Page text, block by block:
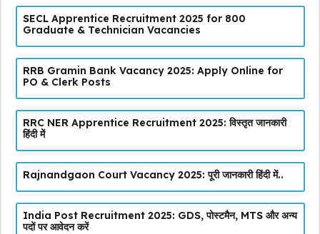
SECL Apprentice Recruitment 2025 for 800
Graduate & Technician Vacancies
RRB Gramin Bank Vacancy 2025: Apply Online for
PO & Clerk Posts
RRC NER Apprentice Recruitment 2025: विस्तृत जानकारी
हिंदी में
Rajnandgaon Court Vacancy 2025: पूरी जानकारी हिंदी में..
India Post Recruitment 2025: GDS, पोस्टमैन, MTS और अन्य
पदों पर आवेदन करें